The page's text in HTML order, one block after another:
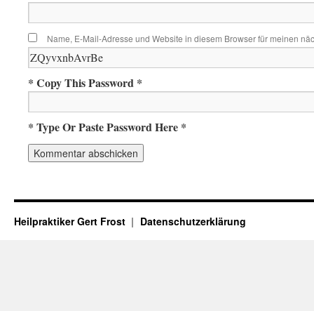
Name, E-Mail-Adresse und Website in diesem Browser für meinen
* Copy This Password *
* Type Or Paste Password Here *
Heilpraktiker Gert Frost Datenschutzerklärung